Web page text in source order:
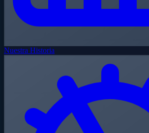
Nuestra Historia